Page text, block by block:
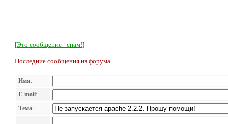
[Это сообщение - спам!]
Последние сообщения из форума
Имя:
E-mail:
Тема: